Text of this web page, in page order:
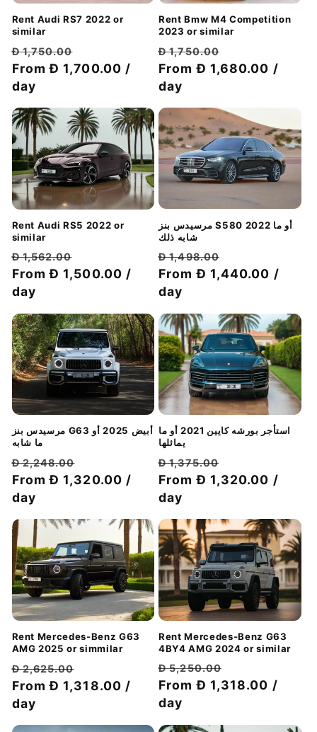
Rent Audi RS7 2022 or
similar
سعر
عادي
Đ 1,750.00
الخصم
From Đ 1,700.00 /
day
Rent Bmw M4 Competition
2023 or similar
سعر
عادي
Đ 1,750.00
الخصم
From Đ 1,680.00 /
day
Rent Audi RS5 2022 or
similar
سعر
عادي
Đ 1,562.00
الخصم
From Đ 1,500.00 /
day
مرسيدس بنز S580 2022 أو ما
شابه ذلك
سعر
عادي
Đ 1,498.00
الخصم
From Đ 1,440.00 /
day
مرسيدس بنز G63 أبيض 2025 أو
ما شابه
سعر
عادي
Đ 2,248.00
الخصم
From Đ 1,320.00 /
day
استأجر بورشه كايين 2021 أو ما
يماثلها
سعر
عادي
Đ 1,375.00
الخصم
From Đ 1,320.00 /
day
Rent Mercedes-Benz G63
AMG 2025 or simmilar
سعر
عادي
Đ 2,625.00
الخصم
From Đ 1,318.00 /
day
Rent Mercedes-Benz G63
4BY4 AMG 2024 or similar
سعر
عادي
Đ 5,250.00
الخصم
From Đ 1,318.00 /
day